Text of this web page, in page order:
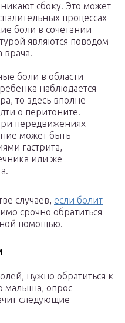
сбоку. Это может
процессах
боли в сочетании
являются поводом
врача.
боли в области
наблюдается
то здесь вполне
о перитоните.
передвижениях
может быть
гастрита,
или же
случаев, если болит
срочно обратиться
помощью.
нужно обратиться к
малыша, опрос
следующие